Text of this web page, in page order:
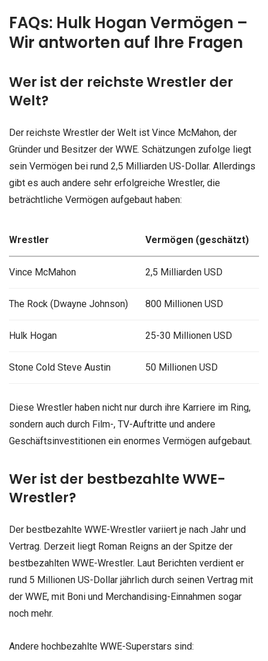
FAQs: Hulk Hogan Vermögen –
Wir antworten auf Ihre Fragen
Wer ist der reichste Wrestler der
Welt?
Der reichste Wrestler der Welt ist Vince McMahon, der
Gründer und Besitzer der WWE. Schätzungen zufolge liegt
sein Vermögen bei rund 2,5 Milliarden US-Dollar. Allerdings
gibt es auch andere sehr erfolgreiche Wrestler, die
beträchtliche Vermögen aufgebaut haben:
Wrestler Vermögen (geschätzt)
Vince McMahon 2,5 Milliarden USD
The Rock (Dwayne Johnson) 800 Millionen USD
Hulk Hogan 25-30 Millionen USD
Stone Cold Steve Austin 50 Millionen USD
Diese Wrestler haben nicht nur durch ihre Karriere im Ring,
sondern auch durch Film-, TV-Auftritte und andere
Geschäftsinvestitionen ein enormes Vermögen aufgebaut.
Wer ist der bestbezahlte WWE-
Wrestler?
Der bestbezahlte WWE-Wrestler variiert je nach Jahr und
Vertrag. Derzeit liegt Roman Reigns an der Spitze der
bestbezahlten WWE-Wrestler. Laut Berichten verdient er
rund 5 Millionen US-Dollar jährlich durch seinen Vertrag mit
der WWE, mit Boni und Merchandising-Einnahmen sogar
noch mehr.
Andere hochbezahlte WWE-Superstars sind: